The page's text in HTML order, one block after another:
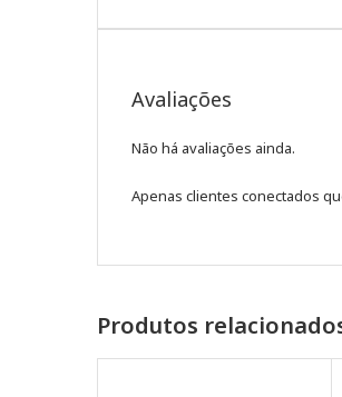
Avaliações
Não há avaliações ainda.
Apenas clientes conectados
Produtos